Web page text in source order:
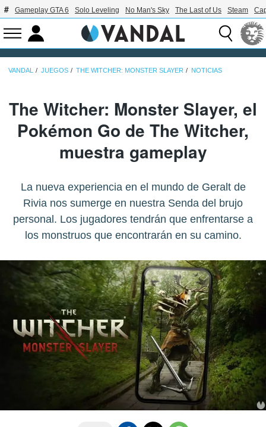
Gameplay GTA 6 Solo Leveling No Man's Sky The Last of Us Steam
VANDAL JUEGOS THE WITCHER: MONSTER SLAYER NOTICIAS
The Witcher: Monster Slayer, el
Pokémon Go de The Witcher,
muestra gameplay
La nueva experiencia en el mundo de Geralt de
Rivia nos sumerge en nuestra Senda del brujo
personal. Los jugadores tendrán que enfrentarse a
los monstruos que encontrarán en su camino.